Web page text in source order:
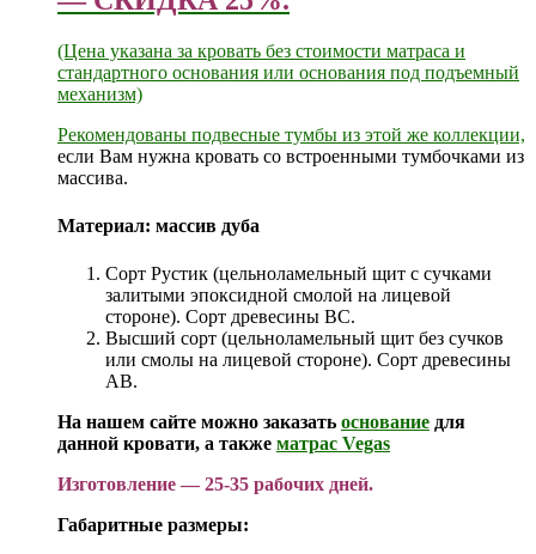
(Цена указана за кровать без стоимости матраса и
стандартного основания или основания под подъемный
механизм)
Рекомендованы подвесные тумбы из этой же коллекции,
если Вам нужна кровать со встроенными тумбочками из
массива.
Материал: массив дуба
Сорт Рустик (цельноламельный щит с сучками
залитыми эпоксидной смолой на лицевой
стороне). Сорт древесины ВС.
Высший сорт (цельноламельный щит без сучков
или смолы на лицевой стороне). Сорт древесины
АВ.
На нашем сайте можно заказать основание для
данной кровати, а также матрас Vegas
Изготовление — 25-35 рабочих дней.
Габаритные размеры: